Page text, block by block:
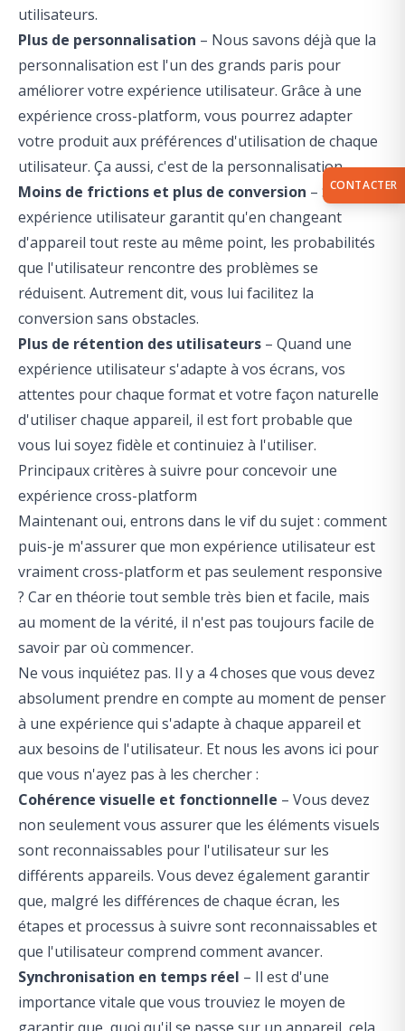
utilisateurs.
Plus de personnalisation – Nous savons déjà que la
personnalisation est l'un des grands paris pour
améliorer votre expérience utilisateur. Grâce à une
expérience cross-platform, vous pourrez adapter
votre produit aux préférences d'utilisation de chaque
utilisateur. Ça aussi, c'est de la personnalisation.
Moins de frictions et plus de conversion – Si votre
expérience utilisateur garantit qu'en changeant
d'appareil tout reste au même point, les probabilités
que l'utilisateur rencontre des problèmes se
réduisent. Autrement dit, vous lui facilitez la
conversion sans obstacles.
Plus de rétention des utilisateurs – Quand une
expérience utilisateur s'adapte à vos écrans, vos
attentes pour chaque format et votre façon naturelle
d'utiliser chaque appareil, il est fort probable que
vous lui soyez fidèle et continuiez à l'utiliser.
Principaux critères à suivre pour concevoir une
expérience cross-platform
Maintenant oui, entrons dans le vif du sujet : comment
puis-je m'assurer que mon expérience utilisateur est
vraiment cross-platform et pas seulement responsive
? Car en théorie tout semble très bien et facile, mais
au moment de la vérité, il n'est pas toujours facile de
savoir par où commencer.
Ne vous inquiétez pas. Il y a 4 choses que vous devez
absolument prendre en compte au moment de penser
à une expérience qui s'adapte à chaque appareil et
aux besoins de l'utilisateur. Et nous les avons ici pour
que vous n'ayez pas à les chercher :
Cohérence visuelle et fonctionnelle – Vous devez
non seulement vous assurer que les éléments visuels
sont reconnaissables pour l'utilisateur sur les
différents appareils. Vous devez également garantir
que, malgré les différences de chaque écran, les
étapes et processus à suivre sont reconnaissables et
que l'utilisateur comprend comment avancer.
Synchronisation en temps réel – Il est d'une
importance vitale que vous trouviez le moyen de
CONTACTER